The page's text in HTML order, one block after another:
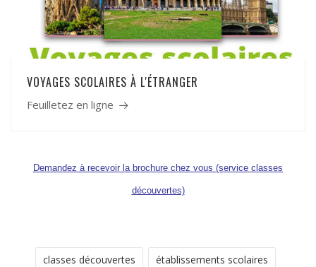
VOYAGES SCOLAIRES À L'ÉTRANGER
Feuilletez en ligne
Demandez à recevoir la brochure chez vous (service classes
découvertes)
classes découvertes établissements scolaires